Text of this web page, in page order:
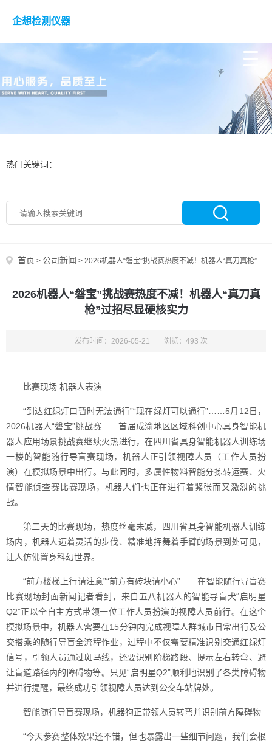
企想检测仪器
热门关键词：
首页 > 公司新闻 > 2026机器人“磐宝”挑战赛热度不减！机器人“真刀真枪”过招尽显硬核实力
2026机器人“磐宝”挑战赛热度不减！机器人“真刀真
枪”过招尽显硬核实力
发布时间：2026-05-21 浏览：493 次
比赛现场 机器人表演
“到达红绿灯口暂时无法通行”“现在绿灯可以通行”……5月12日，
2026机器人“磐宝”挑战赛——首届成渝地区区域科创中心具身智能机
器人应用场景挑战赛继续火热进行，在四川省具身智能机器人训练场
一楼的智能随行导盲赛现场，机器人正引领视障人员（工作人员扮
演）在模拟场景中出行。与此同时，多属性物料智能分拣转运赛、火
情智能侦查赛比赛现场，机器人们也正在进行着紧张而又激烈的挑
战。
第二天的比赛现场，热度丝毫未减，四川省具身智能机器人训练
场内，机器人迈着灵活的步伐、精准地挥舞着手臂的场景到处可见，
让人仿佛置身科幻世界。
“前方楼梯上行请注意”“前方有砖块请小心”……在智能随行导盲赛
比赛现场封面新闻记者看到，来自五八机器人的智能导盲犬“启明星
Q2”正以全自主方式带领一位工作人员扮演的视障人员前行。在这个
模拟场景中，机器人需要在15分钟内完成视障人群城市日常出行及公
交搭乘的随行导盲全流程作业，过程中不仅需要精准识别交通红绿灯
信号，引领人员通过斑马线，还要识别阶梯路段、提示左右转弯、避
让盲道路径内的障碍物等。只见“启明星Q2”顺利地识别了各类障碍物
并进行提醒，最终成功引领视障人员达到公交车站牌处。
智能随行导盲赛现场，机器狗正带领人员转弯并识别前方障碍物
“今天参赛整体效果还不错，但也暴露出一些细节问题，我们会根